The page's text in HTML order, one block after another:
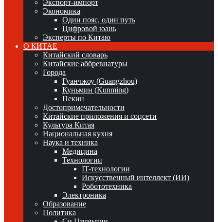
Экспорт-импорт
Экономика
Один пояс, один путь
Цифровой юань
Эксперты по Китаю
О КИТАЕ
Китайский словарь
Китайские аббревиатуры
Города
Гуанчжоу (Guangzhou)
Куньмин (Kunming)
Пекин
Достопримечательности
Китайские приложения и соцсети
Культура Китая
Национальная кухня
Наука и техника
Медицина
Технологии
IT-технологии
Искусственный интеллект (ИИ)
Робототехника
Электроника
Образование
Политика